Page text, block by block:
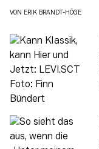
VON ERIK BRANDT-HÖGE